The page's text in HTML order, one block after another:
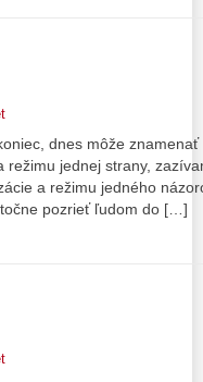
dnes môže
jednej strany,
a režimu jedného
pozrieť ľudom do […]